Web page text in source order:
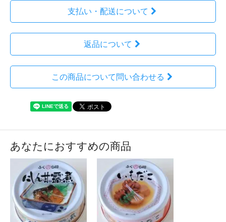
支払い・配送について
返品について
この商品について問い合わせる
あなたにおすすめの商品